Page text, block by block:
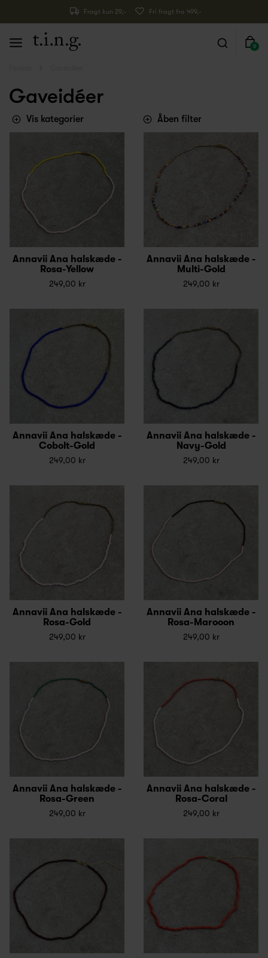
Fragt kun 29,- Fri fragt fra 499,-
0
Gaveidéer
Vis kategorier Åben filter
Annavii Ana halskæde -
Rosa-Yellow
249,00 kr
Annavii Ana halskæde -
Multi-Gold
249,00 kr
Annavii Ana halskæde -
Cobolt-Gold
249,00 kr
Annavii Ana halskæde -
Navy-Gold
249,00 kr
Annavii Ana halskæde -
Rosa-Gold
249,00 kr
Annavii Ana halskæde -
Rosa-Marooon
249,00 kr
Annavii Ana halskæde -
Rosa-Green
249,00 kr
Annavii Ana halskæde -
Rosa-Coral
249,00 kr